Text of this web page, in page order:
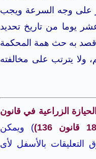
على وجه السرعة ويجب
يوما من تاريخ تحديد
قصد به حث همة المحكمة
يترتب على مخالفته
الزراعية في قانون
) ويمكن
بالأسفل لأى